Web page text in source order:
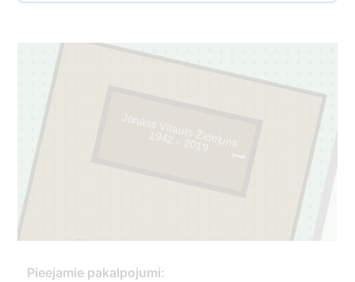
7
1
Jonass Vitauts Žideļuns
1942 - 2019
Pieejamie pakalpojumi: